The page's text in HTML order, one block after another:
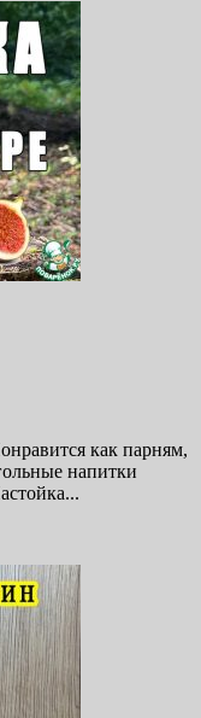
как парням,
напитки